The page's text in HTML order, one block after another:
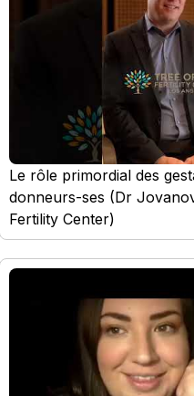
Le rôle primordial des
donneurs-ses (Dr
Fertility Center)